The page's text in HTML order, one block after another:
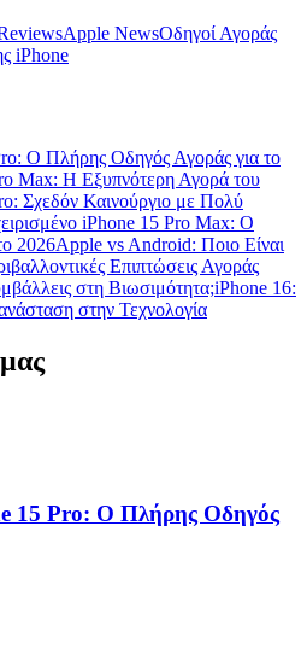
Apple NewsΟδηγοί Αγοράς
iPhone
Ο Πλήρης Οδηγός Αγοράς για το
Max: Η Εξυπνότερη Αγορά του
Σχεδόν Καινούργιο με Πολύ
iPhone 15 Pro Max: Ο
2026Apple vs Android: Ποιο Είναι
Επιπτώσεις Αγοράς
στη Βιωσιμότητα;iPhone 16:
στην Τεχνολογία
15 Pro: Ο Πλήρης Οδηγός